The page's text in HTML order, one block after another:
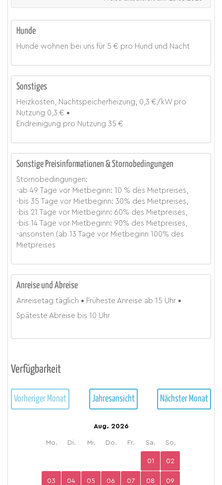
Hunde
Hunde wohnen bei uns für 5 € pro Hund und Nacht
Sonstiges
Heizkosten, Nachtspeicherheizung, 0,3 €/kW pro
Nutzung 0,3 €
Endreinigung pro Nutzung 35 €
Sonstige Preisinformationen & Stornobedingungen
Stornobedingungen:
-ab 49 Tage vor Mietbeginn: 10 % des Mietpreises,
-bis 35 Tage vor Mietbeginn: 30% des Mietpreises,
-bis 21 Tage vor Mietbeginn: 60% des Mietpreises,
-bis 14 Tage vor Mietbeginn: 90% des Mietpreises,
-ansonsten (ab 13 Tage vor Mietbeginn 100% des
Mietpreises
Anreise und Abreise
Anreisetag täglich Früheste Anreise ab 15 Uhr
Späteste Abreise bis 10 Uhr
Verfügbarkeit
Vorheriger Monat Jahresansicht Nächster Monat
Aug. 2026
Mo. Di. Mi. Do. Fr. Sa. So.
01 02
03 04 05 06 07 08 09